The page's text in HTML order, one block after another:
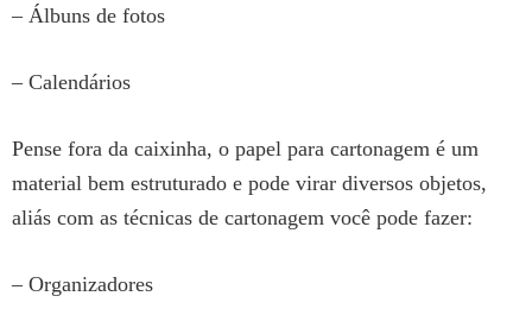
– Álbuns de fotos
– Calendários
Pense fora da caixinha, o papel para cartonagem é um
material bem estruturado e pode virar diversos objetos,
aliás com as técnicas de cartonagem você pode fazer:
– Organizadores